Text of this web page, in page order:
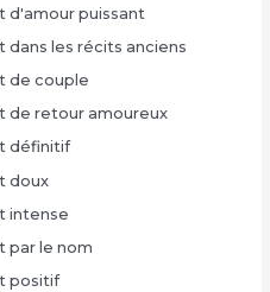
d'amour puissant
dans les récits anciens
de couple
de retour amoureux
définitif
doux
intense
par le nom
positif